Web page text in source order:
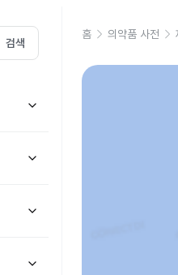
검색
홈 의약품 사전